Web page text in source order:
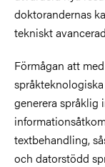
doktorandernas
tekniskt
Förmågan att
generera språklig
textbehandling,
och datorstödd